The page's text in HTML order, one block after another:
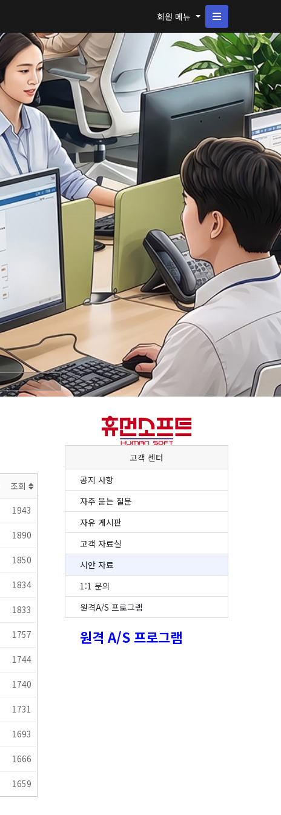
회원 메뉴
고객 센터
공지 사항
자주 묻는 질문
자유 게시판
고객 자료실
시안 자료
1:1 문의
원격A/S 프로그램
원격 A/S 프로그램
조회
1943
1890
1850
1834
1833
1757
1744
1740
1731
1693
1666
1659